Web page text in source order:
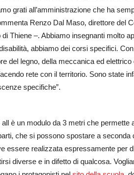
grati all’amministrazione che ha
Renzo Dal Maso, direttore del
Thiene –. Abbiamo insegnanti molto
abbiamo dei corsi specifici.
del legno, della meccanica ed
rete con il territorio. Sono state
specifiche”.
è un modulo da 3 metri che permette
che si possono spostare a seconda
essere realizzata espressamente per
diverse e in difetto di qualcosa.